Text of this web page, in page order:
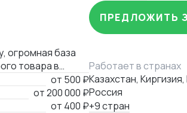
контроль
контейнеров
грузов в
под ключ» , и
огромная база
товара в
от 500 ₽
от200 000 ₽
от 400 ₽
ПРЕДЛОЖИТЬ
Работает в странах
Казахстан, Киргизия,
Россия
+9 стран